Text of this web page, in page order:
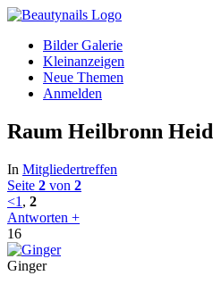
Bilder Galerie
Kleinanzeigen
Neue Themen
Anmelden
Raum Heilbronn
In Mitgliedertreffen
Seite 2 von 2
<1 , 2
Antworten +
16
Ginger